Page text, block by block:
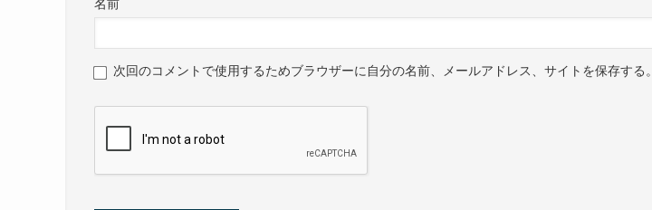
名前
次回のコメントで使用するためブラウザーに自分の名前、メールアドレス、サイトを保存する。